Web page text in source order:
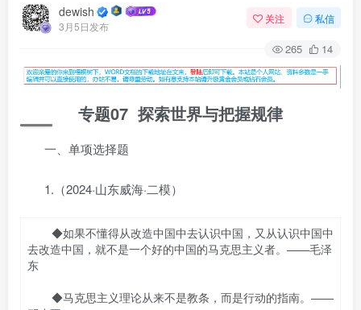
dewish
3月5日发布
关注 私信
265 14
专题07 探索世界与把握规律
一、单项选择题
1.（2024·山东威海·二模）
◆如果不懂得从改造中国中去认识中国，又从认识中国中
去改造中国，就不是一个好的中国的马克思主义者。——毛泽
东
◆马克思主义理论从来不是教条，而是行动的指南。——